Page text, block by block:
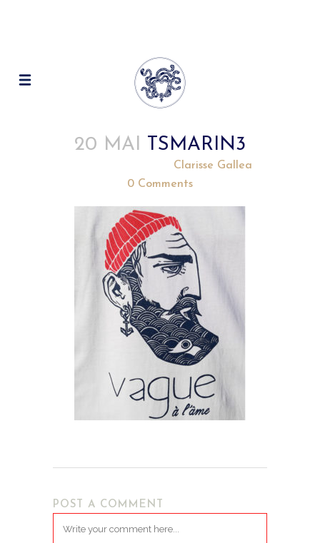
20 MAI TSMARIN3
Clarisse Gallea
0 Comments
POST A COMMENT